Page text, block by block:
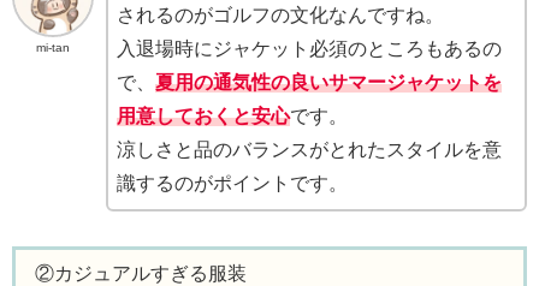
mi-tan
されるのがゴルフの文化なんですね。
入退場時にジャケット必須のところもあるの
で、夏用の通気性の良いサマージャケットを
用意しておくと安心です。
涼しさと品のバランスがとれたスタイルを意
識するのがポイントです。
②カジュアルすぎる服装